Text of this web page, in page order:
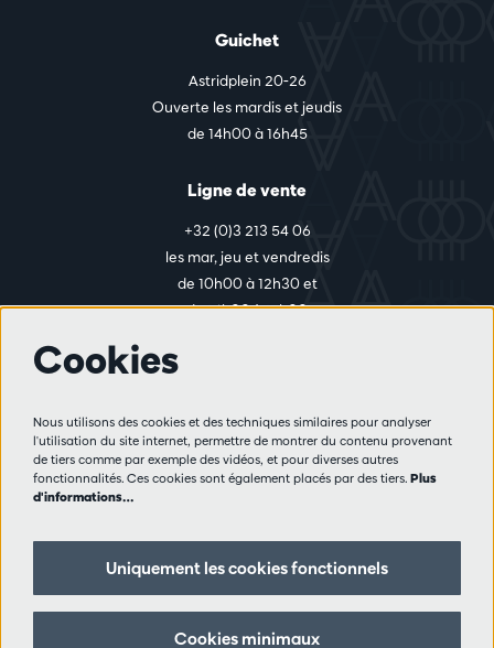
Guichet
Astridplein 20-26
Ouverte les mardis et jeudis
de 14h00 à 16h45
Ligne de vente
+32 (0)3 213 54 06
les mar, jeu et vendredis
de 10h00 à 12h30 et
de 14h00 à 17h00
Règlement des visiteurs
Vie privée
Partenaires
Suivez nous
Cookies
Nous utilisons des cookies et des techniques similaires pour analyser
l'utilisation du site internet, permettre de montrer du contenu provenant
de tiers comme par exemple des vidéos, et pour diverses autres
fonctionnalités. Ces cookies sont également placés par des tiers. Plus
d'informations…
Uniquement les cookies fonctionnels
Cookies minimaux